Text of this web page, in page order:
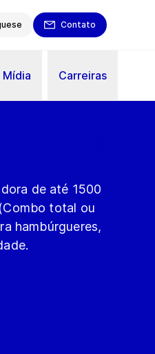
Contato
Mídia Carreiras
de até 1500
total ou
hambúrgueres,